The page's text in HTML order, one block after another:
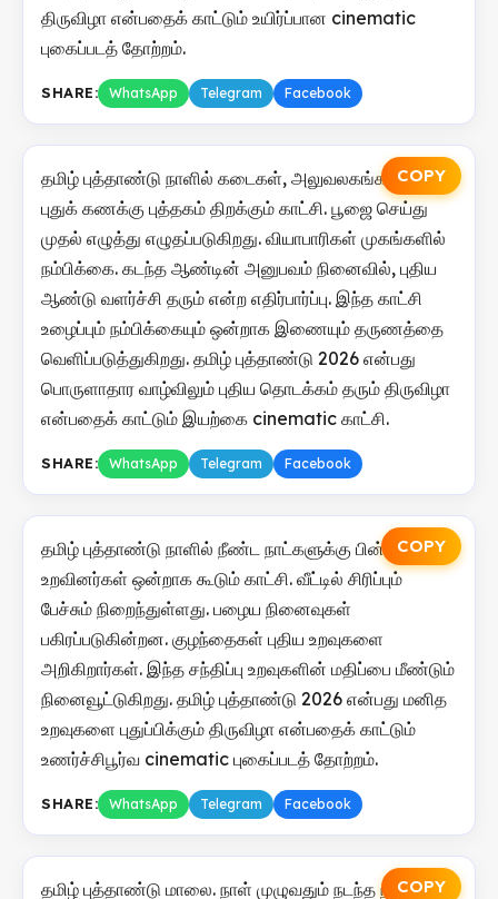
திருவிழா என்பதைக் காட்டும் உயிர்ப்பான cinematic
புகைப்படத் தோற்றம்.
SHARE: WhatsApp Telegram Facebook
COPY
தமிழ் புத்தாண்டு நாளில் கடைகள், அலுவலகங்களில்
புதுக் கணக்கு புத்தகம் திறக்கும் காட்சி. பூஜை செய்து
முதல் எழுத்து எழுதப்படுகிறது. வியாபாரிகள் முகங்களில்
நம்பிக்கை. கடந்த ஆண்டின் அனுபவம் நினைவில், புதிய
ஆண்டு வளர்ச்சி தரும் என்ற எதிர்பார்ப்பு. இந்த காட்சி
உழைப்பும் நம்பிக்கையும் ஒன்றாக இணையும் தருணத்தை
வெளிப்படுத்துகிறது. தமிழ் புத்தாண்டு 2026 என்பது
பொருளாதார வாழ்விலும் புதிய தொடக்கம் தரும் திருவிழா
என்பதைக் காட்டும் இயற்கை cinematic காட்சி.
SHARE: WhatsApp Telegram Facebook
COPY
தமிழ் புத்தாண்டு நாளில் நீண்ட நாட்களுக்கு பின்
உறவினர்கள் ஒன்றாக கூடும் காட்சி. வீட்டில் சிரிப்பும்
பேச்சும் நிறைந்துள்ளது. பழைய நினைவுகள்
பகிரப்படுகின்றன. குழந்தைகள் புதிய உறவுகளை
அறிகிறார்கள். இந்த சந்திப்பு உறவுகளின் மதிப்பை மீண்டும்
நினைவூட்டுகிறது. தமிழ் புத்தாண்டு 2026 என்பது மனித
உறவுகளை புதுப்பிக்கும் திருவிழா என்பதைக் காட்டும்
உணர்ச்சிபூர்வ cinematic புகைப்படத் தோற்றம்.
SHARE: WhatsApp Telegram Facebook
COPY
தமிழ் புத்தாண்டு மாலை. நாள் முழுவதும் நடந்த நிகழ்வுகள்